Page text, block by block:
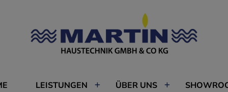
LEISTUNGEN ÜBER UNS